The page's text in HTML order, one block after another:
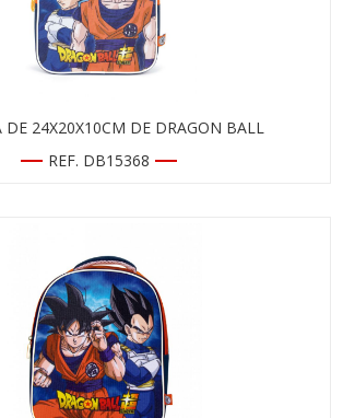
DE 24X20X10CM DE DRAGON BALL
REF. DB15368